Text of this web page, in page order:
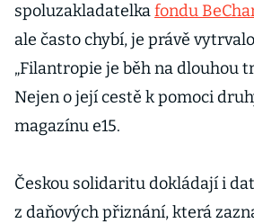
spoluzakladatelkafondu
ale často chybí, je právě
„Filantropie je běh na dlouhou
Nejen o její cestě k pomoci
magazínu e15.
Českou solidaritu dokládají i
z daňových přiznání, která